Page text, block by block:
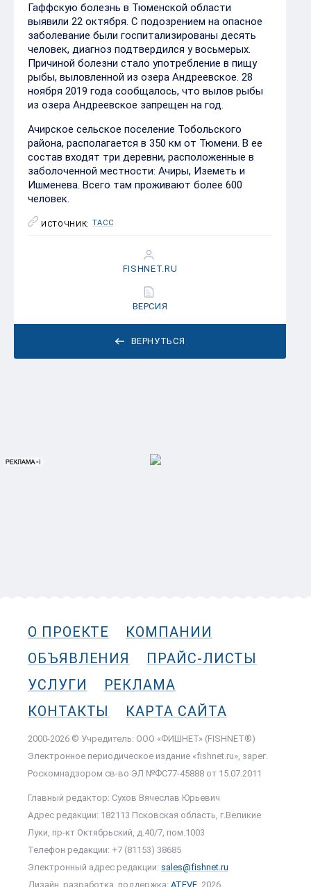
Гаффскую болезнь в Тюменской области
выявили 22 октября. С подозрением на опасное
заболевание были госпитализированы десять
человек, диагноз подтвердился у восьмерых.
Причиной болезни стало употребление в пищу
рыбы, выловленной из озера Андреевское. 28
ноября 2019 года сообщалось, что вылов рыбы
из озера Андреевское запрещен на год.
Ачирское сельское поселение Тобольского
района, располагается в 350 км от Тюмени. В ее
состав входят три деревни, расположенные в
заболоченной местности: Ачиры, Иземеть и
Ишменева. Всего там проживают более 600
человек.
ИСТОЧНИК: ТАСС
ВЕРНУТЬСЯ
FISHNET.RU
ВЕРСИЯ
О ПРОЕКТЕ
КОМПАНИИ
ОБЪЯВЛЕНИЯ
ПРАЙС-ЛИСТЫ
УСЛУГИ
РЕКЛАМА
КОНТАКТЫ
КАРТА САЙТА
2000-2026 © Учредитель: ООО «ФИШНЕТ» (FISHNET®)
Электронное периодическое издание «fishnet.ru», зарег.
Роскомнадзором cв-во ЭЛ №ФС77-45888 от 15.07.2011
Главный редактор: Сухов Вячеслав Юрьевич
Адрес редакции: 182113 Псковская область, г.Великие
Луки, пр-кт Октябрьский, д.40/7, пом.1003
Телефон редакции: +7 (81153) 38685
Электронный адрес редакции: sales@fishnet.ru
Дизайн, разработка, поддержка: ATEVE , 2026.